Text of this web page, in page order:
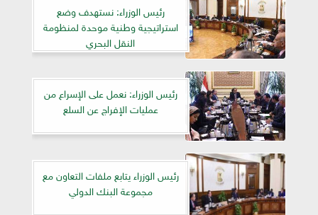
رئيس الوزراء: نستهدف وضع
استراتيجية وطنية موحدة لمنظومة
النقل البحري
رئيس الوزراء: نعمل على الإسراع من
عمليات الإفراج عن السلع
رئيس الوزراء يتابع ملفات التعاون مع
مجموعة البنك الدولي